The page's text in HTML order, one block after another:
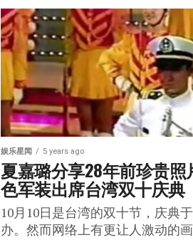
娱乐星闻 5 years ago
夏嘉璐分享28年前珍贵照
色军装出席台湾双十庆典
10月10日是台湾的双十节，庆典
办。然而网络上有更让人激动的